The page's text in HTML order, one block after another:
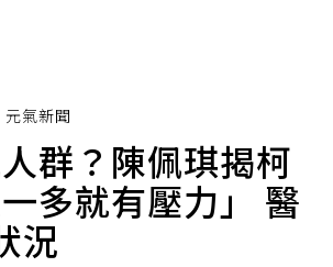
元氣新聞
群？陳佩琪揭柯
多就有壓力」 醫
況